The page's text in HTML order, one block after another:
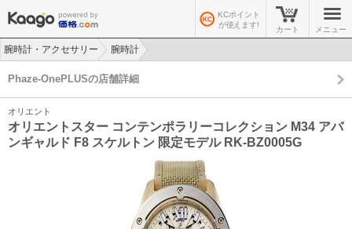
KCポイント
が使えます!
カート メニュー
腕時計・アクセサリー
腕時計
Phaze-OnePLUSの店舗詳細
オリエント
オリエントスター コンテンポラリーコレクション M34 アバ
ンギャルド F8 スケルトン 限定モデル RK-BZ0005G